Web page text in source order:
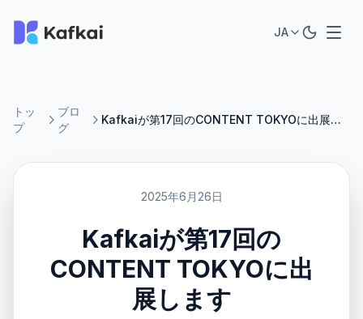
JA
トッ
プ
ブロ
グ
Kafkaiが第17回のCONTENT TOKYOに出展します
2025年6月26日
Kafkaiが第17回の
CONTENT TOKYOに出
展します